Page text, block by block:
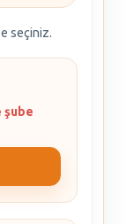
seçiniz.
şube